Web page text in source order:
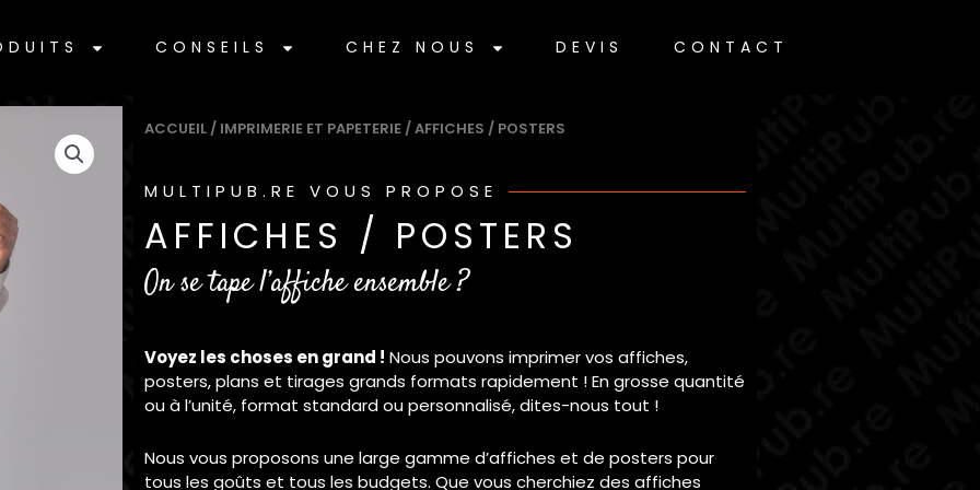
CONSEILS CHEZ NOUS DEVIS CONTACT
ACCUEIL / IMPRIMERIE ET PAPETERIE / AFFICHES / POSTERS
MULTIPUB.RE VOUS PROPOSE
AFFICHES / POSTERS
On se tape l’affiche ensemble ?
Voyez les choses en grand ! Nous pouvons imprimer vos affiches,
posters, plans et tirages grands formats rapidement ! En grosse quantité
ou à l’unité, format standard ou personnalisé, dites-nous tout !
Nous vous proposons une large gamme d’affiches et de posters pour
tous les goûts et tous les budgets. Que vous cherchiez des affiches